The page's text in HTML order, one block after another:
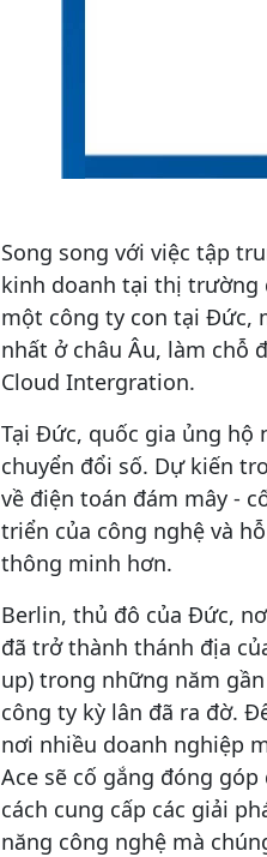
Song song với việc tập
kinh doanh tại thị trường
một công ty con tại Đức,
nhất ở châu Âu, làm chỗ
Cloud Intergration.
Tại Đức, quốc gia ủng hộ
chuyển đổi số. Dự kiến
về điện toán đám mây -
triển của công nghệ và
thông minh hơn.
Berlin, thủ đô của Đức,
đã trở thành thánh địa
up) trong những năm
công ty kỳ lân đã ra đờ.
nơi nhiều doanh nghiệp
Ace sẽ cố gắng đóng
cách cung cấp các giải
năng công nghệ mà